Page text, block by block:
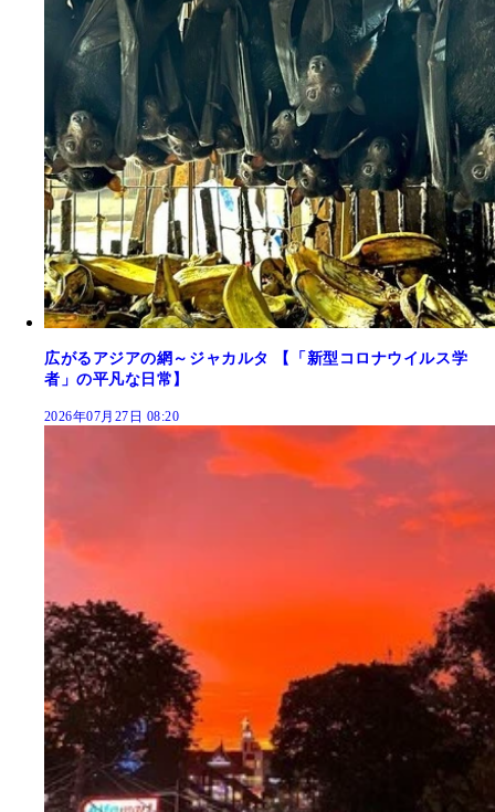
広がるアジアの網～ジャカルタ 【「新型コロナウイルス学
者」の平凡な日常】
2026年07月27日 08:20